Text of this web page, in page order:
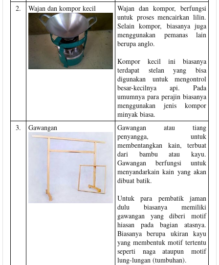
2.
Wajan dan kompor kecil
Wajan dan kompor, berfungsi
untuk proses mencairkan lilin.
Selain kompor, biasanya juga
menggunakan pemanas lain
berupa anglo.
Kompor kecil ini biasanya
terdapat stelan yang bisa
digunakan untuk mengontrol
besar-kecilnya api. Pada
umumnya para perajin biasanya
menggunakan jenis kompor
minyak biasa.
3.
Gawangan
Gawangan atau tiang
penyangga, untuk
membentangkan kain, terbuat
dari bambu atau kayu.
Gawangan berfungsi untuk
menyandarkain kain yang akan
dibuat batik.
Untuk para pembatik jaman
dulu biasanya memiliki
gawangan yang diberi motif
hiasan pada bagian atasnya.
Biasanya berupa ukiran kayu
yang membentuk motif tertentu
seperti naga ataupun motif
lung-lungan (tumbuhan).